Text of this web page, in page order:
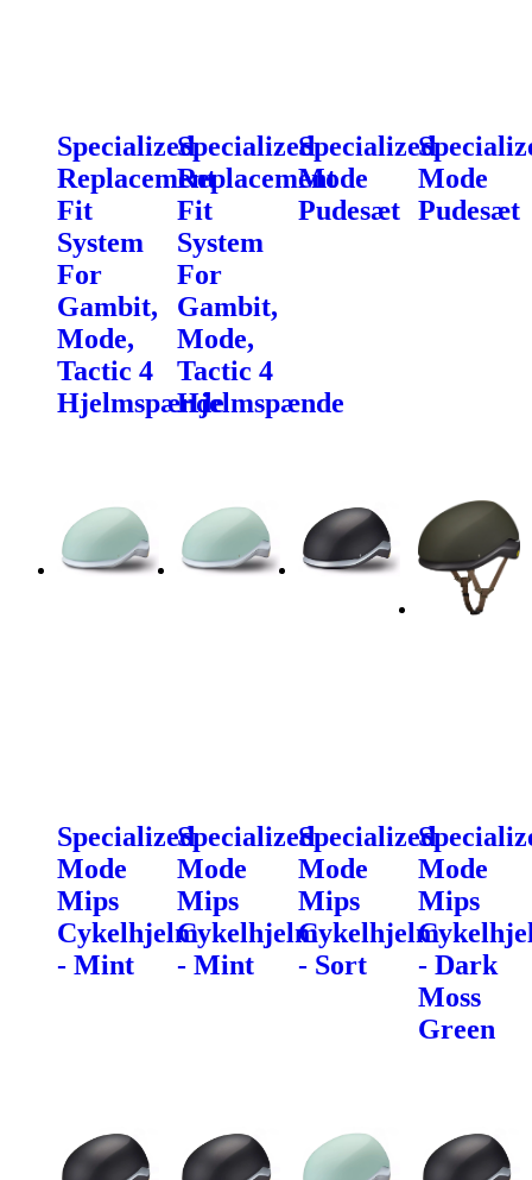
Specialized
Replacement
Fit
System
For
Gambit,
Mode,
Tactic 4
Hjelmspænde
Specialized
Replacement
Fit
System
For
Gambit,
Mode,
Tactic 4
Hjelmspænde
Specialized
Mode
Pudesæt
Mode
Pudesæt
Specialized
Mode
Mips
Cykelhjelm
- Mint
Specialized
Mode
Mips
Cykelhjelm
- Mint
Specialized
Mode
Mips
Cykelhjelm
- Sort
Mode
Mips
- Dark
Moss
Green